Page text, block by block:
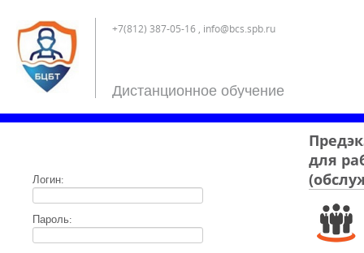
+7(812) 387-05-16 , info@bcs.spb.ru
Дистанционное обучение
Логин:
Пароль:
для